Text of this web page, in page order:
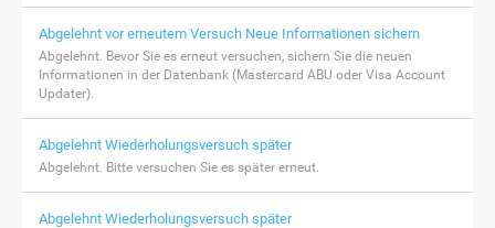
Abgelehnt vor erneutem Versuch Neue Informationen sichern
Abgelehnt. Bevor Sie es erneut versuchen, sichern Sie die neuen
Informationen in der Datenbank (Mastercard ABU oder Visa Account
Updater).
Abgelehnt Wiederholungsversuch später
Abgelehnt. Bitte versuchen Sie es später erneut.
Abgelehnt Wiederholungsversuch später